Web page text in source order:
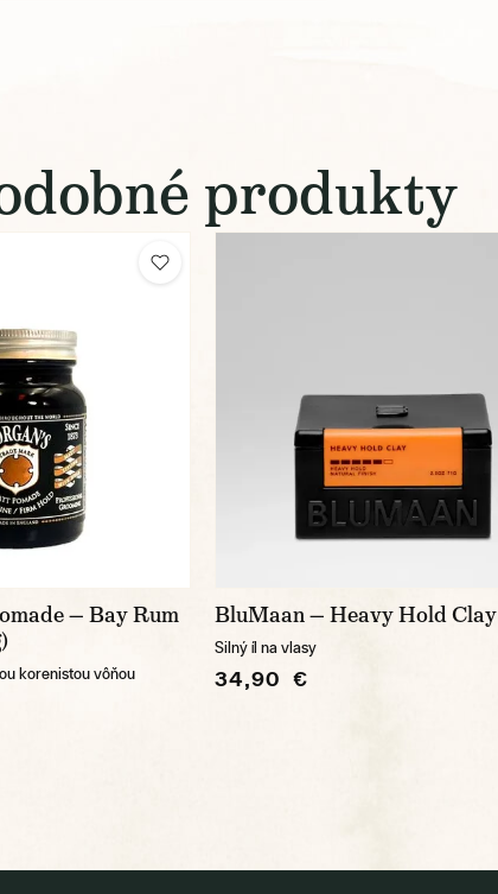
produkty
— Bay Rum
korenistou vôňou
BluMaan — Heavy Hold Clay
Silný íl na vlasy
34,90 €